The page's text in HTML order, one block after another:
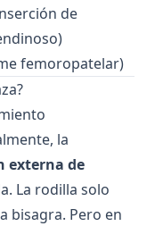
de
femoropatelar)
la
externa de
La rodilla solo
bisagra. Pero en